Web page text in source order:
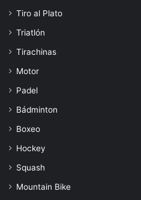
Tiro al Plato
Triatlón
Tirachinas
Motor
Padel
Bádminton
Boxeo
Hockey
Squash
Mountain Bike